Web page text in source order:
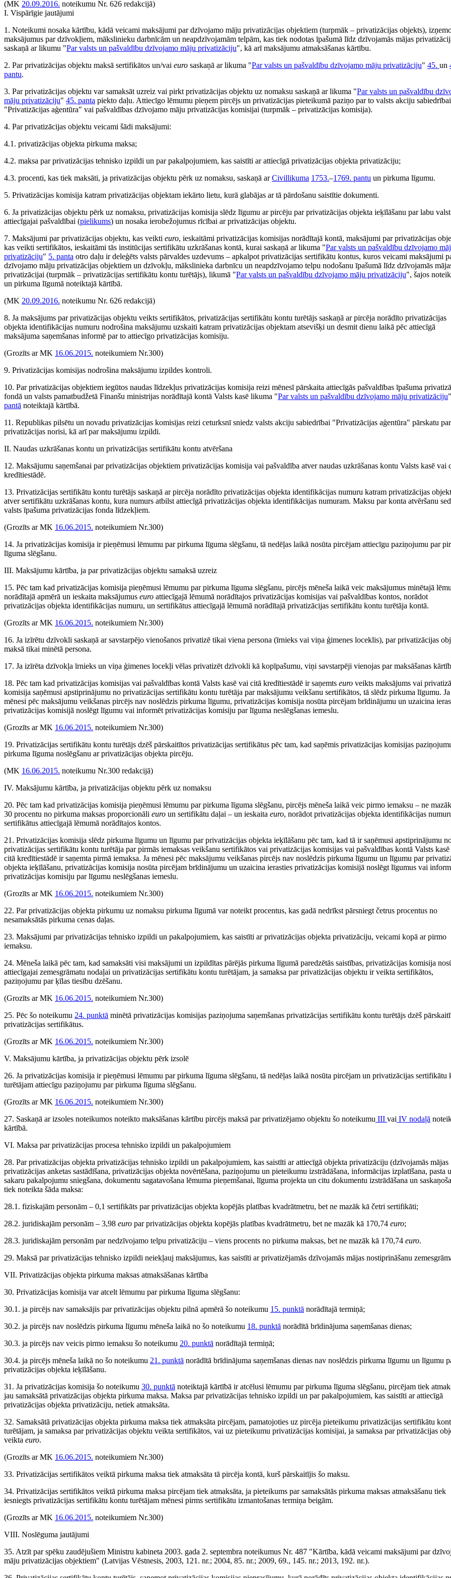
(MK 20.09.2016. noteikumu Nr. 626 redakcijā)
I. Vispārīgie jautājumi
1. Noteikumi nosaka kārtību, kādā veicami maksājumi par dzīvojamo māju privatizācijas objektiem (turpmāk – privatizācijas objekts),
maksājumus par dzīvokļiem, mākslinieku darbnīcām un neapdzīvojamām telpām, kas tiek nodotas īpašumā līdz dzīvojamās mājas
saskaņā ar likumu "Par valsts un pašvaldību dzīvojamo māju privatizāciju", kā arī maksājumu atmaksāšanas kārtību.
2. Par privatizācijas objektu maksā sertifikātos un/vai euro saskaņā ar likuma "Par valsts un pašvaldību dzīvojamo māju privatizāciju" 45. un
pantu.
3. Par privatizācijas objektu var samaksāt uzreiz vai pirkt privatizācijas objektu uz nomaksu saskaņā ar likuma "Par valsts un pašvaldību
māju privatizāciju" 45. panta piekto daļu. Attiecīgo lēmumu pieņem pircējs un privatizācijas pieteikumā paziņo par to valsts akciju sabiedrībai
"Privatizācijas aģentūra" vai pašvaldības dzīvojamo māju privatizācijas komisijai (turpmāk – privatizācijas komisija).
4. Par privatizācijas objektu veicami šādi maksājumi:
4.1. privatizācijas objekta pirkuma maksa;
4.2. maksa par privatizācijas tehnisko izpildi un par pakalpojumiem, kas saistīti ar attiecīgā privatizācijas objekta privatizāciju;
4.3. procenti, kas tiek maksāti, ja privatizācijas objektu pērk uz nomaksu, saskaņā arCivillikuma 1753.–1769. pantu un pirkuma līgumu.
5. Privatizācijas komisija katram privatizācijas objektam iekārto lietu, kurā glabājas ar tā pārdošanu saistītie dokumenti.
6. Ja privatizācijas objektu pērk uz nomaksu, privatizācijas komisija slēdz līgumu ar pircēju par privatizācijas objekta ieķīlāšanu par labu
attiecīgajai pašvaldībai (pielikums) un nosaka ierobežojumus rīcībai ar privatizācijas objektu.
7. Maksājumi par privatizācijas objektu, kas veikti euro, ieskaitāmi privatizācijas komisijas norādītajā kontā, maksājumi par privatizācijas
kas veikti sertifikātos, ieskaitāmi tās institūcijas sertifikātu uzkrāšanas kontā, kurai saskaņā ar likuma "Par valsts un pašvaldību dzīvojamo
privatizāciju" 5. panta otro daļu ir deleģēts valsts pārvaldes uzdevums – apkalpot privatizācijas sertifikātu kontus, kuros veicami maksājumi
dzīvojamo māju privatizācijas objektiem un dzīvokļu, mākslinieka darbnīcu un neapdzīvojamo telpu nodošanu īpašumā līdz dzīvojamās
privatizācijai (turpmāk – privatizācijas sertifikātu kontu turētājs), likumā "Par valsts un pašvaldību dzīvojamo māju privatizāciju", šajos
un pirkuma līgumā noteiktajā kārtībā.
(MK 20.09.2016. noteikumu Nr. 626 redakcijā)
8. Ja maksājums par privatizācijas objektu veikts sertifikātos, privatizācijas sertifikātu kontu turētājs saskaņā ar pircēja norādīto privatizācijas
objekta identifikācijas numuru nodrošina maksājumu uzskaiti katram privatizācijas objektam atsevišķi un desmit dienu laikā pēc attiecīgā
maksājuma saņemšanas informē par to attiecīgo privatizācijas komisiju.
(Grozīts ar MK 16.06.2015. noteikumiem Nr.300)
9. Privatizācijas komisijas nodrošina maksājumu izpildes kontroli.
10. Par privatizācijas objektiem iegūtos naudas līdzekļus privatizācijas komisija reizi mēnesī pārskaita attiecīgās pašvaldības īpašuma
fondā un valsts pamatbudžetā Finanšu ministrijas norādītajā kontā Valsts kasē likuma "Par valsts un pašvaldību dzīvojamo māju privatizāciju"
pantā noteiktajā kārtībā.
11. Republikas pilsētu un novadu privatizācijas komisijas reizi ceturksnī sniedz valsts akciju sabiedrībai "Privatizācijas aģentūra" pārskatu par
privatizācijas norisi, kā arī par maksājumu izpildi.
II. Naudas uzkrāšanas kontu un privatizācijas sertifikātu kontu atvēršana
12. Maksājumu saņemšanai par privatizācijas objektiem privatizācijas komisija vai pašvaldība atver naudas uzkrāšanas kontu Valsts kasē vai
kredītiestādē.
13. Privatizācijas sertifikātu kontu turētājs saskaņā ar pircēja norādīto privatizācijas objekta identifikācijas numuru katram privatizācijas
atver sertifikātu uzkrāšanas kontu, kura numurs atbilst attiecīgā privatizācijas objekta identifikācijas numuram. Maksu par konta atvēršanu
valsts īpašuma privatizācijas fonda līdzekļiem.
(Grozīts ar MK 16.06.2015. noteikumiem Nr.300)
14. Ja privatizācijas komisija ir pieņēmusi lēmumu par pirkuma līguma slēgšanu, tā nedēļas laikā nosūta pircējam attiecīgu paziņojumu par
līguma slēgšanu.
III. Maksājumu kārtība, ja par privatizācijas objektu samaksā uzreiz
15. Pēc tam kad privatizācijas komisija pieņēmusi lēmumu par pirkuma līguma slēgšanu, pircējs mēneša laikā veic maksājumus minētajā
norādītajā apmērā un ieskaita maksājumus euro attiecīgajā lēmumā norādītajos privatizācijas komisijas vai pašvaldības kontos, norādot
privatizācijas objekta identifikācijas numuru, un sertifikātus attiecīgajā lēmumā norādītajā privatizācijas sertifikātu kontu turētāja kontā.
(Grozīts ar MK 16.06.2015. noteikumiem Nr.300)
16. Ja izīrētu dzīvokli saskaņā ar savstarpējo vienošanos privatizē tikai viena persona (īrnieks vai viņa ģimenes loceklis), par privatizācijas
maksā tikai minētā persona.
17. Ja izīrēta dzīvokļa īrnieks un viņa ģimenes locekļi vēlas privatizēt dzīvokli kā kopīpašumu, viņi savstarpēji vienojas par maksāšanas
18. Pēc tam kad privatizācijas komisijas vai pašvaldības kontā Valsts kasē vai citā kredītiestādē ir saņemts euro veikts maksājums vai
komisija saņēmusi apstiprinājumu no privatizācijas sertifikātu kontu turētāja par maksājumu veikšanu sertifikātos, tā slēdz pirkuma līgumu. Ja
mēnesi pēc maksājumu veikšanas pircējs nav noslēdzis pirkuma līgumu, privatizācijas komisija nosūta pircējam brīdinājumu un uzaicina
privatizācijas komisijā noslēgt līgumu vai informēt privatizācijas komisiju par līguma neslēgšanas iemeslu.
(Grozīts ar MK 16.06.2015. noteikumiem Nr.300)
19. Privatizācijas sertifikātu kontu turētājs dzēš pārskaitītos privatizācijas sertifikātus pēc tam, kad saņēmis privatizācijas komisijas
pirkuma līguma noslēgšanu ar privatizācijas objekta pircēju.
(MK 16.06.2015. noteikumu Nr.300 redakcijā)
IV. Maksājumu kārtība, ja privatizācijas objektu pērk uz nomaksu
20. Pēc tam kad privatizācijas komisija pieņēmusi lēmumu par pirkuma līguma slēgšanu, pircējs mēneša laikā veic pirmo iemaksu – ne
30 procentu no pirkuma maksas proporcionāli euro un sertifikātu daļai – un ieskaita euro, norādot privatizācijas objekta identifikācijas
sertifikātus attiecīgajā lēmumā norādītajos kontos.
21. Privatizācijas komisija slēdz pirkuma līgumu un līgumu par privatizācijas objekta ieķīlāšanu pēc tam, kad tā ir saņēmusi apstiprinājumu
privatizācijas sertifikātu kontu turētāja par pirmās iemaksas veikšanu sertifikātos vai privatizācijas komisijas vai pašvaldības kontā Valsts kasē
citā kredītiestādē ir saņemta pirmā iemaksa. Ja mēnesi pēc maksājumu veikšanas pircējs nav noslēdzis pirkuma līgumu un līgumu par
objekta ieķīlāšanu, privatizācijas komisija nosūta pircējam brīdinājumu un uzaicina ierasties privatizācijas komisijā noslēgt līgumus vai
privatizācijas komisiju par līgumu neslēgšanas iemeslu.
(Grozīts ar MK 16.06.2015. noteikumiem Nr.300)
22. Par privatizācijas objekta pirkumu uz nomaksu pirkuma līgumā var noteikt procentus, kas gadā nedrīkst pārsniegt četrus procentus no
nesamaksātās pirkuma cenas daļas.
23. Maksājumi par privatizācijas tehnisko izpildi un pakalpojumiem, kas saistīti ar privatizācijas objekta privatizāciju, veicami kopā ar pirmo
iemaksu.
24. Mēneša laikā pēc tam, kad samaksāti visi maksājumi un izpildītas pārējās pirkuma līgumā paredzētās saistības, privatizācijas komisija
attiecīgajai zemesgrāmatu nodaļai un privatizācijas sertifikātu kontu turētājam, ja samaksa par privatizācijas objektu ir veikta sertifikātos,
paziņojumu par ķīlas tiesību dzēšanu.
(Grozīts ar MK 16.06.2015. noteikumiem Nr.300)
25. Pēc šo noteikumu 24. punktā minētā privatizācijas komisijas paziņojuma saņemšanas privatizācijas sertifikātu kontu turētājs dzēš
privatizācijas sertifikātus.
(Grozīts ar MK 16.06.2015. noteikumiem Nr.300)
V. Maksājumu kārtība, ja privatizācijas objektu pērk izsolē
26. Ja privatizācijas komisija ir pieņēmusi lēmumu par pirkuma līguma slēgšanu, tā nedēļas laikā nosūta pircējam un privatizācijas sertifikātu
turētājam attiecīgu paziņojumu par pirkuma līguma slēgšanu.
(Grozīts ar MK 16.06.2015. noteikumiem Nr.300)
27. Saskaņā ar izsoles noteikumos noteikto maksāšanas kārtību pircējs maksā par privatizējamo objektu šo noteikumu III vai IV nodaļā
kārtībā.
VI. Maksa par privatizācijas procesa tehnisko izpildi un pakalpojumiem
28. Par privatizācijas objekta privatizācijas tehnisko izpildi un pakalpojumiem, kas saistīti ar attiecīgā objekta privatizāciju (dzīvojamās mājas
privatizācijas anketas sastādīšana, privatizācijas objekta novērtēšana, paziņojumu un pieteikumu izstrādāšana, informācijas izplatīšana, pasta
sakaru pakalpojumu sniegšana, dokumentu sagatavošana lēmuma pieņemšanai, līguma projekta un citu dokumentu izstrādāšana un
tiek noteikta šāda maksa:
28.1. fiziskajām personām – 0,1 sertifikāts par privatizācijas objekta kopējās platības kvadrātmetru, bet ne mazāk kā četri sertifikāti;
28.2. juridiskajām personām – 3,98 euro par privatizācijas objekta kopējās platības kvadrātmetru, bet ne mazāk kā 170,74 euro;
28.3. juridiskajām personām par nedzīvojamo telpu privatizāciju – viens procents no pirkuma maksas, bet ne mazāk kā 170,74 euro.
29. Maksā par privatizācijas tehnisko izpildi neiekļauj maksājumus, kas saistīti ar privatizējamās dzīvojamās mājas nostiprināšanu
VII. Privatizācijas objekta pirkuma maksas atmaksāšanas kārtība
30. Privatizācijas komisija var atcelt lēmumu par pirkuma līguma slēgšanu:
30.1. ja pircējs nav samaksājis par privatizācijas objektu pilnā apmērā šo noteikumu 15. punktā norādītajā termiņā;
30.2. ja pircējs nav noslēdzis pirkuma līgumu mēneša laikā no šo noteikumu 18. punktā norādītā brīdinājuma saņemšanas dienas;
30.3. ja pircējs nav veicis pirmo iemaksu šo noteikumu 20. punktā norādītajā termiņā;
30.4. ja pircējs mēneša laikā no šo noteikumu 21. punktā norādītā brīdinājuma saņemšanas dienas nav noslēdzis pirkuma līgumu un līgumu
privatizācijas objekta ieķīlāšanu.
31. Ja privatizācijas komisija šo noteikumu 30. punktā noteiktajā kārtībā ir atcēlusi lēmumu par pirkuma līguma slēgšanu, pircējam tiek
jau samaksātā privatizācijas objekta pirkuma maksa. Maksa par privatizācijas tehnisko izpildi un par pakalpojumiem, kas saistīti ar attiecīgā
privatizācijas objekta privatizāciju, netiek atmaksāta.
32. Samaksātā privatizācijas objekta pirkuma maksa tiek atmaksāta pircējam, pamatojoties uz pircēja pieteikumu privatizācijas sertifikātu
turētājam, ja samaksa par privatizācijas objektu veikta sertifikātos, vai uz pieteikumu privatizācijas komisijai, ja samaksa par privatizācijas
veikta euro.
(Grozīts ar MK 16.06.2015. noteikumiem Nr.300)
33. Privatizācijas sertifikātos veiktā pirkuma maksa tiek atmaksāta tā pircēja kontā, kurš pārskaitījis šo maksu.
34. Privatizācijas sertifikātos veiktā pirkuma maksa pircējam tiek atmaksāta, ja pieteikums par samaksātās pirkuma maksas atmaksāšanu tiek
iesniegts privatizācijas sertifikātu kontu turētājam mēnesi pirms sertifikātu izmantošanas termiņa beigām.
(Grozīts ar MK 16.06.2015. noteikumiem Nr.300)
VIII. Noslēguma jautājumi
35. Atzīt par spēku zaudējušiem Ministru kabineta 2003. gada 2. septembra noteikumus Nr. 487 "Kārtība, kādā veicami maksājumi par
māju privatizācijas objektiem" (Latvijas Vēstnesis, 2003, 121. nr.; 2004, 85. nr.; 2009, 69., 145. nr.; 2013, 192. nr.).